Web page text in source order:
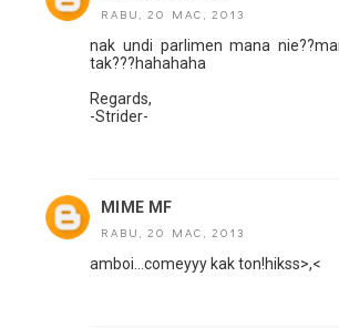
RABU, 20 MAC, 2013
nak undi parlimen mana
tak???hahahaha
Regards,
-Strider-
MIME MF
RABU, 20 MAC, 2013
amboi...comeyyy kak ton!hikss>,<